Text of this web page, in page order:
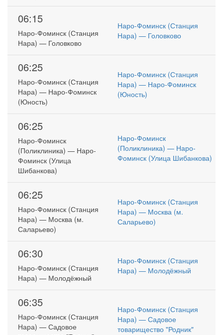
06:15
Наро-Фоминск (Станция
Нара) — Головково
Наро-Фоминск (Станция
Нара) — Головково
06:25
Наро-Фоминск (Станция
Нара) — Наро-Фоминск
(Юность)
Наро-Фоминск (Станция
Нара) — Наро-Фоминск
(Юность)
06:25
Наро-Фоминск
(Поликлиника) — Наро-
Фоминск (Улица
Шибанкова)
Наро-Фоминск
(Поликлиника) — Наро-
Фоминск (Улица Шибанкова)
06:25
Наро-Фоминск (Станция
Нара) — Москва (м.
Саларьево)
Наро-Фоминск (Станция
Нара) — Москва (м.
Саларьево)
06:30
Наро-Фоминск (Станция
Нара) — Молодёжный
Наро-Фоминск (Станция
Нара) — Молодёжный
06:35
Наро-Фоминск (Станция
Нара) — Садовое
Наро-Фоминск (Станция
Нара) — Садовое
товарищество "Родник"